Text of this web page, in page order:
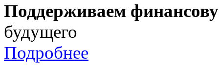
Поддерживаем
будущего
Подробнее